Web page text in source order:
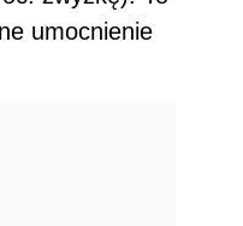
umocnienie